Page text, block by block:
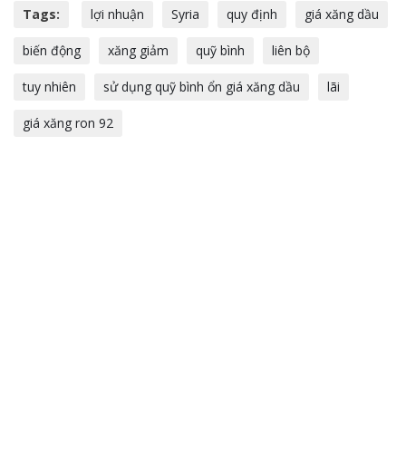
Tags: lợi nhuận Syria quy định giá xăng dầu
biến động xăng giảm quỹ bình liên bộ
tuy nhiên sử dụng quỹ bình ổn giá xăng dầu lãi
giá xăng ron 92